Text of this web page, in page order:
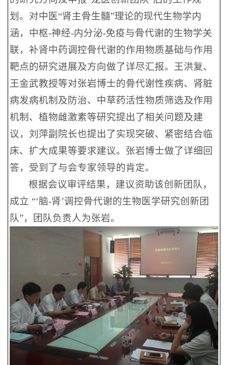
划。对中医“肾主骨生髓”理论的现代生物学内
涵，中枢-神经-内分泌-免疫与骨代谢的生物学关
联，补肾中药调控骨代谢的作用物质基础与作用
靶点的研究进展及方向做了详尽汇报。王洪复、
王金武教授等对张岩博士的骨代谢性疾病、肾脏
病发病机制及防治、中草药活性物质筛选及作用
机制、植物雌激素等研究提出了相关问题及建
议，刘萍副院长也提出了实现突破、紧密结合临
床、扩大成果等要求建议。张岩博士做了详细回
答，受到了与会专家领导的肯定。
根据会议审评结果，建议资助该创新团队，
成立 “‘脑-肾’调控骨代谢的生物医学研究创新团
队”，团队负责人为张岩。